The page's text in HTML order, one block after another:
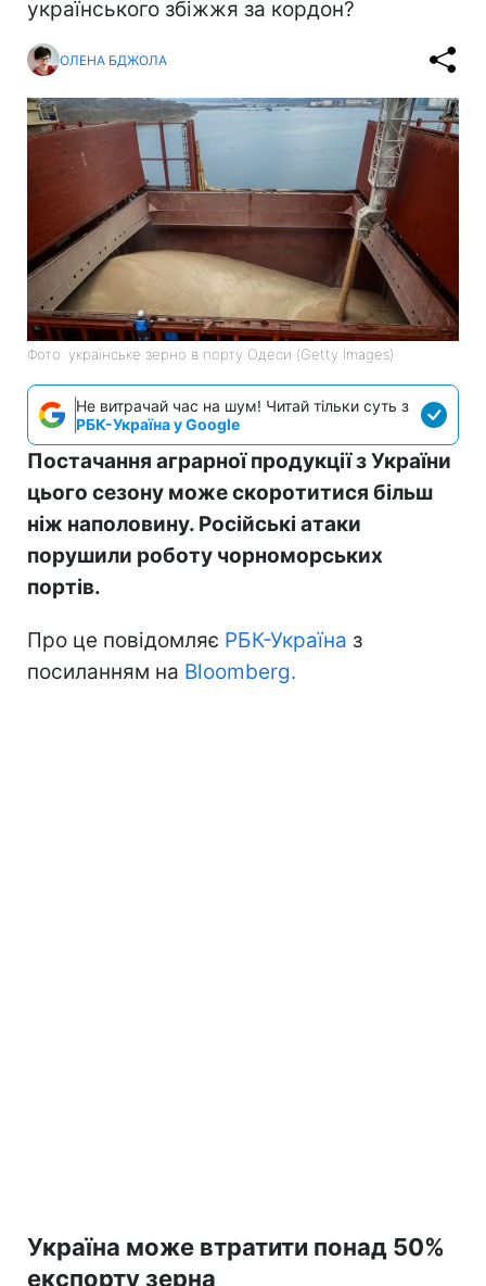
українського збіжжя за кордон?
ОЛЕНА БДЖОЛА
Фото: українське зерно в порту Одеси (Getty Images)
Не витрачай час на шум! Читай тільки суть з
РБК-Україна у Google
Постачання аграрної продукції з України
цього сезону може скоротитися більш
ніж наполовину. Російські атаки
порушили роботу чорноморських
портів.
Про це повідомляє РБК-Україна з
посиланням на Bloomberg.
Україна може втратити понад 50%
експорту зерна